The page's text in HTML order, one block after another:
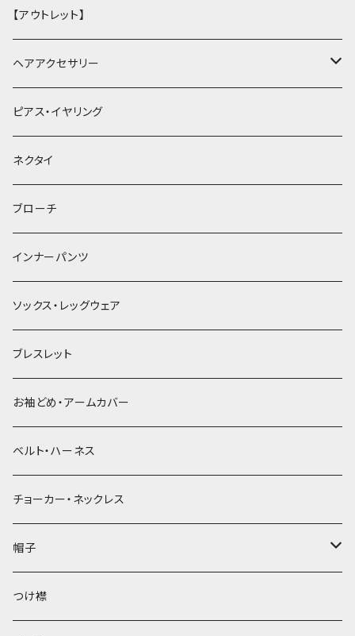
【アウトレット】
ヘアアクセサリー
ヘアクリップ
ヘッドドレス・カチューシャ
ヘアゴム
簪
ピアス・イヤリング
ネクタイ
ブローチ
インナーパンツ
ソックス・レッグウェア
ブレスレット
お袖どめ・アームカバー
ベルト・ハーネス
チョーカー・ネックレス
帽子
ベレー帽
つけ襟